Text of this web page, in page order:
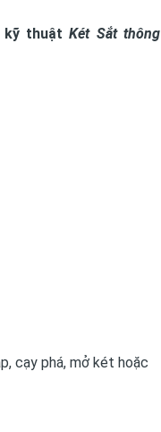
thuật Két Sắt thông
cạy phá, mở két hoặc